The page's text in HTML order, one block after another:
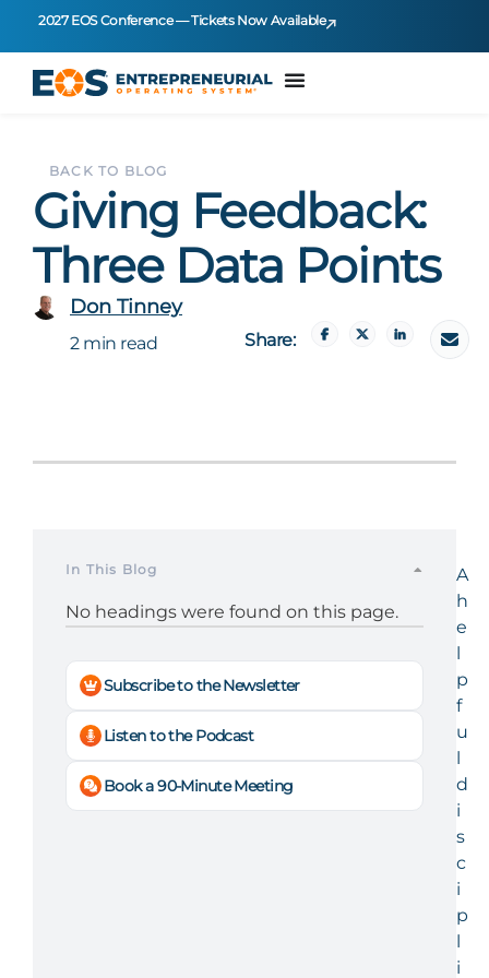
2027 EOS Conference — Tickets Now Available
BACK TO BLOG
Giving Feedback:
Three Data Points
Don Tinney
2 min read Share:
In This Blog
No headings were found on this page.
Subscribe to the Newsletter
Listen to the Podcast
Book a 90-Minute Meeting
A
h
e
l
p
f
u
l
d
i
s
c
i
p
l
i